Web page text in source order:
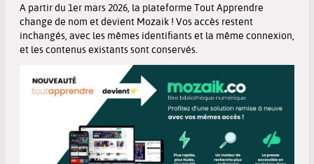
A partir du 1er mars 2026, la plateforme Tout Apprendre
change de nom et devient Mozaik ! Vos accès restent
inchangés, avec les mêmes identifiants et la même connexion,
et les contenus existants sont conservés.